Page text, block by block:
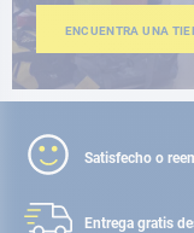
ENCUENTRA UNA
Satisfecho o
Entrega gratis